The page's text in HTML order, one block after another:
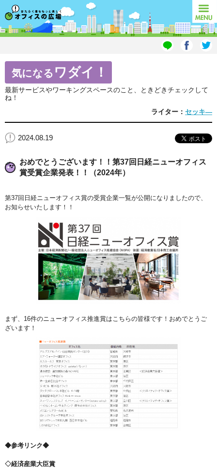
オフィスの広場 MENU
気になる ワダイ！
最新サービスやワーキングスペースのこと、ときどきチェックして
ね！
ライター： セッキ―
2024.08.19
おめでとうございます！！第37回日経ニューオフィス
賞受賞企業発表！！（2024年）
第37回日経ニューオフィス賞の受賞企業一覧が公開になりましたので、
お知らせいたします！！
まず、16件のニューオフィス推進賞はこちらの皆様です！おめでとうご
ざいます！
◆参考リンク◆
◇経済産業大臣賞